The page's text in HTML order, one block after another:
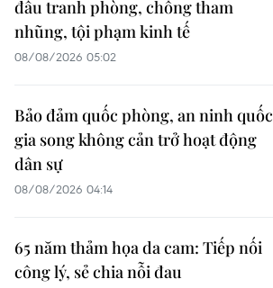
đấu tranh phòng, chống tham
nhũng, tội phạm kinh tế
08/08/2026 05:02
Bảo đảm quốc phòng, an ninh quốc
gia song không cản trở hoạt động
dân sự
08/08/2026 04:14
65 năm thảm họa da cam: Tiếp nối
công lý, sẻ chia nỗi đau